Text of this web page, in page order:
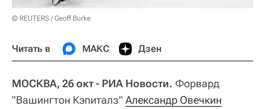
© REUTERS / Geoff Burke
Читать в МАКС Дзен
МОСКВА, 26 окт - РИА Новости. Форвард
"Вашингтон Кэпиталз" Александр Овечкин